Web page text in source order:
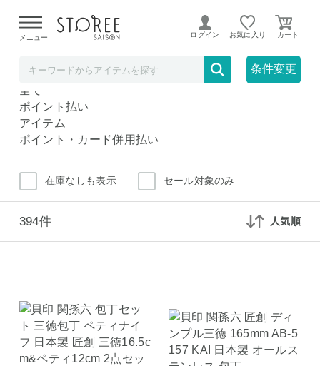
よる配送遅延が発生しております。
メニュー ログイン お気に入り
条件変更
包丁・ナイフ・包丁研ぎ
包丁・ナイフ・包丁研ぎ
全て
ポイント払い
アイテム
ポイント・カード併用払い
在庫なしも表示 セール対象のみ
394件 人気順